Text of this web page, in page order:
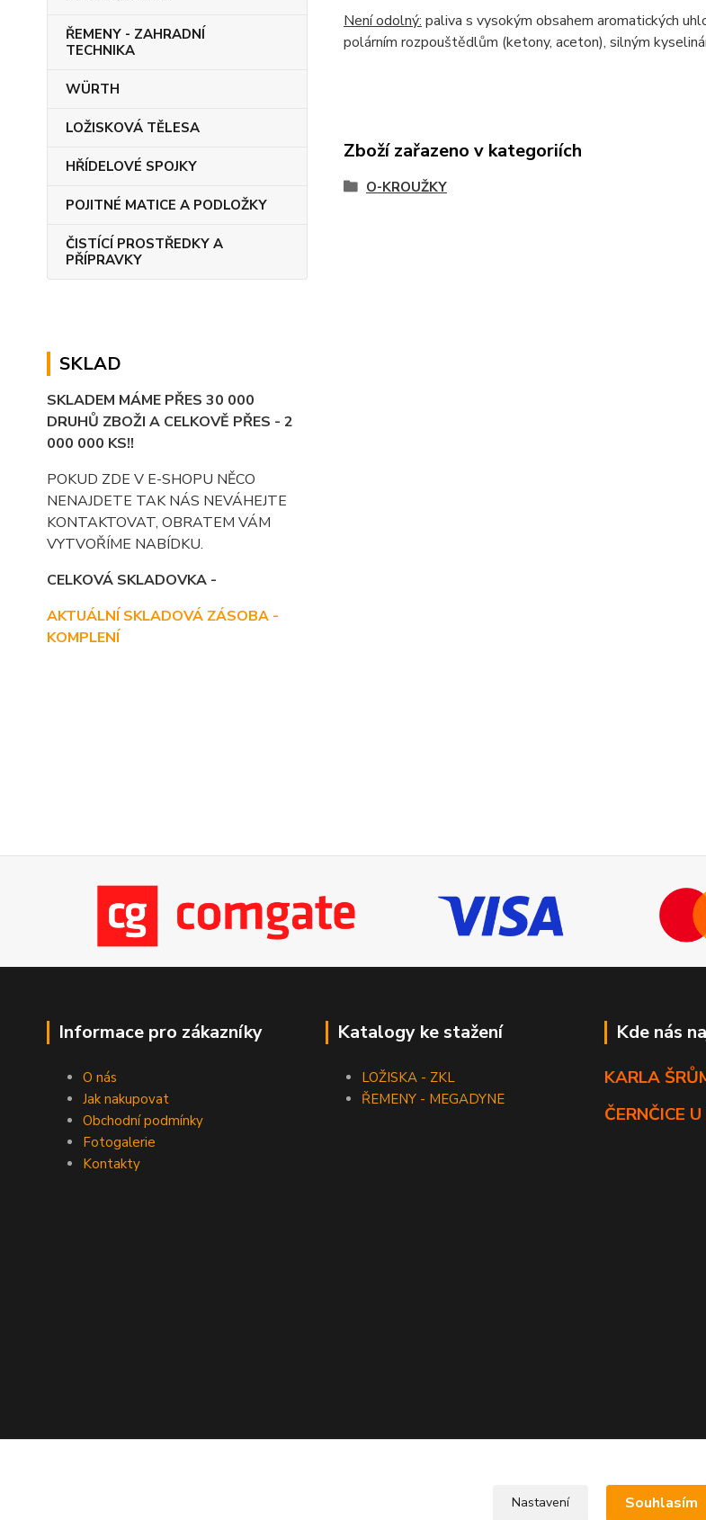
ŘEMENY - ZAHRADNÍ
TECHNIKA
WÜRTH
LOŽISKOVÁ TĚLESA
HŘÍDELOVÉ SPOJKY
POJITNÉ MATICE A PODLOŽKY
ČISTÍCÍ PROSTŘEDKY A
PŘÍPRAVKY
SKLAD
SKLADEM MÁME PŘES 30 000
DRUHŮ ZBOŽI A CELKOVĚ PŘES - 2
000 000 KS!!
POKUD ZDE V E-SHOPU NĚCO
NENAJDETE TAK NÁS NEVÁHEJTE
KONTAKTOVAT, OBRATEM VÁM
VYTVOŘÍME NABÍDKU.
CELKOVÁ SKLADOVKA -
AKTUÁLNÍ SKLADOVÁ ZÁSOBA -
KOMPLENÍ
Není odolný: paliva s vysokým obsahem aromatických
polárním rozpouštědlům (ketony, aceton), silným
Zboží zařazeno v kategoriích
O-KROUŽKY
Informace pro zákazníky
O nás
Jak nakupovat
Obchodní podmínky
Fotogalerie
Kontakty
Katalogy ke stažení
LOŽISKA - ZKL
ŘEMENY - MEGADYNE
Kde nás
KARLA
ČERNČICE
Nastavení Souhlasím